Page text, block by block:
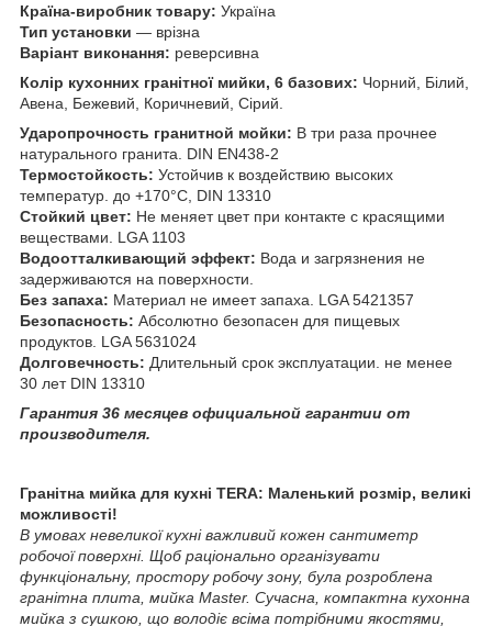
Країна-виробник товару: Україна
Тип установки — врізна
Варіант виконання: реверсивна
Колір кухонних гранітної мийки, 6 базових: Чорний, Білий,
Авена, Бежевий, Коричневий, Сірий.
Ударопрочность гранитной мойки: В три раза прочнее
натурального гранита. DIN EN438-2
Термостойкость: Устойчив к воздействию высоких
температур. до +170°C, DIN 13310
Стойкий цвет: Не меняет цвет при контакте с красящими
веществами. LGA 1103
Водоотталкивающий эффект: Вода и загрязнения не
задерживаются на поверхности.
Без запаха: Материал не имеет запаха. LGA 5421357
Безопасность: Абсолютно безопасен для пищевых
продуктов. LGA 5631024
Долговечность: Длительный срок эксплуатации. не менее
30 лет DIN 13310
Гарантия 36 месяцев официальной гарантии от
производителя.
Гранітна мийка для кухні TERA: Маленький розмір, великі
можливості!
В умовах невеликої кухні важливий кожен сантиметр
робочої поверхні. Щоб раціонально організувати
функціональну, простору робочу зону, була розроблена
гранітна плита, мийка Master. Сучасна, компактна кухонна
мийка з сушкою, що володіє всіма потрібними якостями,